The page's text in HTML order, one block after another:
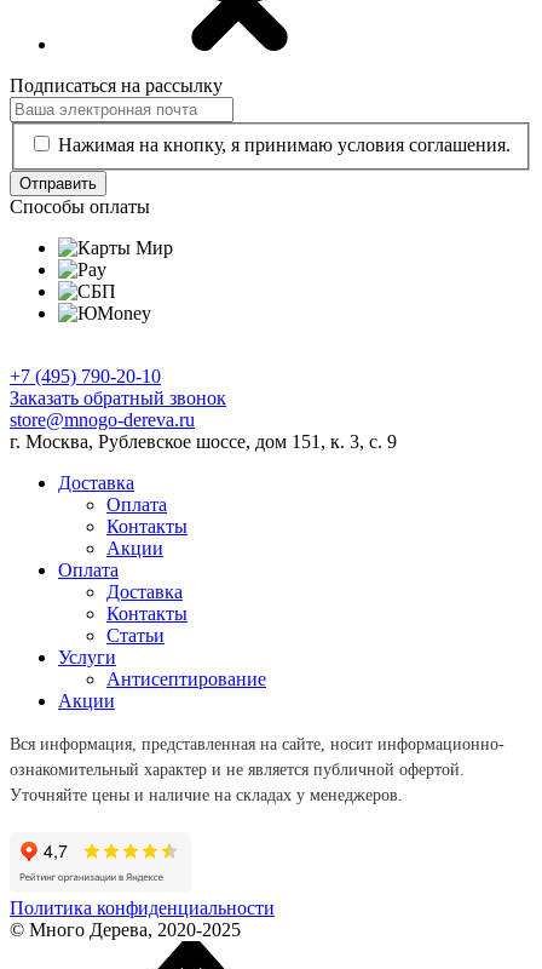
Подписаться на рассылку
Нажимая на кнопку, я принимаю условия соглашения.
Отправить
Способы оплаты
+7 (495) 790-20-10
Заказать обратный звонок
store@mnogo-dereva.ru
г. Москва, Рублевское шоссе, дом 151, к. 3, с. 9
Доставка
Оплата
Контакты
Акции
Оплата
Доставка
Контакты
Статьи
Услуги
Антисептирование
Акции
Вся информация, представленная на сайте, носит информационно-
ознакомительный характер и не является публичной офертой.
Уточняйте цены и наличие на складах у менеджеров.
Политика конфиденциальности
© Много Дерева, 2020-2025